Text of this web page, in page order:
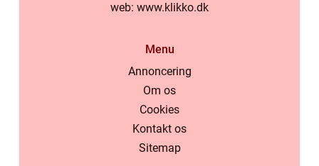
web: www.klikko.dk
Menu
Annoncering
Om os
Cookies
Kontakt os
Sitemap